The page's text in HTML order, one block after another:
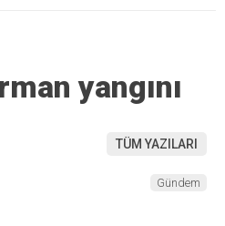
yangını
TÜM YAZILARI
Gündem